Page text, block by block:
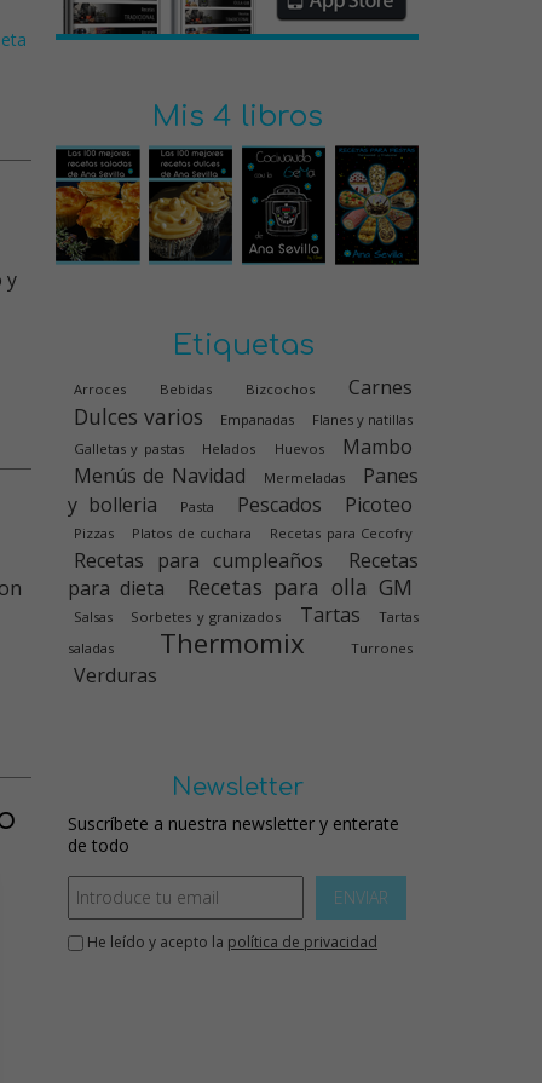
y
Mis 4 libros
Etiquetas
Arroces Bebidas Bizcochos Carnes
Dulces varios Empanadas
Flanes y natillas
Galletas y pastas
Helados Huevos
Mambo
Menús de Navidad
Mermeladas
Panes
y bolleria
Pasta Pescados Picoteo
Pizzas Platos de cuchara Recetas para Cecofry
Recetas para cumpleaños
Recetas
para dieta
Recetas para olla GM
Salsas Sorbetes y granizados Tartas
Tartas
saladas
Thermomix Turrones
Verduras
Newsletter
Suscríbete a nuestra newsletter y enterate
de todo
ENVIAR
He leído y acepto la política de privacidad